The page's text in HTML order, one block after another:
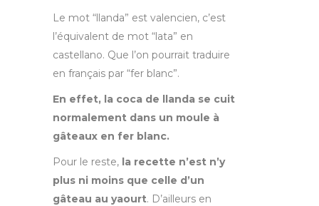
Le mot “llanda” est valencien, c’est
l’équivalent de mot “lata” en
castellano. Que l’on pourrait traduire
en français par “fer blanc”.
En effet, la coca de llanda se cuit
normalement dans un moule à
gâteaux en fer blanc.
Pour le reste, la recette n’est n’y
plus ni moins que celle d’un
gâteau au yaourt. D’ailleurs en